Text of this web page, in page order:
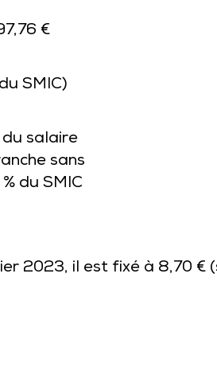
€
SMIC)
salaire
sans
du SMIC
2023, il est fixé à 8,70 €